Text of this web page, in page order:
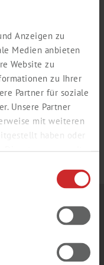
Anzeigen zu
Medien anbieten
Website zu
zu Ihrer
Partner für soziale
Unsere Partner
mit weiteren
haben oder
Dienste gesammelt